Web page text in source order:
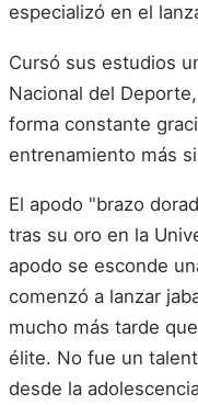
especializó en el
Cursó sus estudios
Nacional del
forma constante
entrenamiento más
El apodo "brazo
tras su oro en la
apodo se esconde
comenzó a lanzar
mucho más tarde
élite. No fue un
desde la